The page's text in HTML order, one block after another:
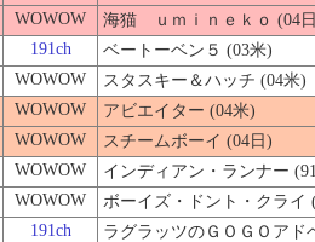
WOWOW 海猫 ｕｍｉｎｅｋｏ (04
191ch ベートーベン５ (03米)
WOWOW スタスキー＆ハッチ (04米)
WOWOW アビエイター (04米)
WOWOW スチームボーイ (04日)
WOWOW インディアン・ランナー
WOWOW ボーイズ・ドント・クライ
191ch ラグラッツのＧＯＧＯアド